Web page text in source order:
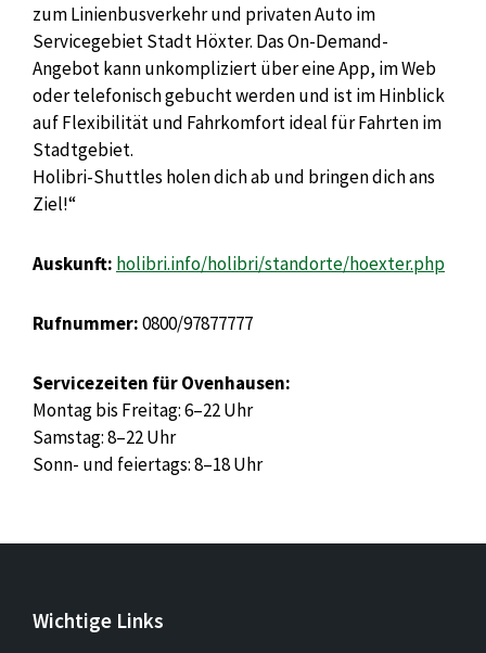
zum Linienbusverkehr und privaten Auto im
Servicegebiet Stadt Höxter. Das On-Demand-
Angebot kann unkompliziert über eine App, im Web
oder telefonisch gebucht werden und ist im Hinblick
auf Flexibilität und Fahrkomfort ideal für Fahrten im
Stadtgebiet.
Holibri-Shuttles holen dich ab und bringen dich ans
Ziel!“
Auskunft: holibri.info/holibri/standorte/hoexter.php
Rufnummer:0800/97877777
Servicezeiten für Ovenhausen:
Montag bis Freitag: 6–22 Uhr
Samstag: 8–22 Uhr
Sonn- und feiertags: 8–18 Uhr
Wichtige Links